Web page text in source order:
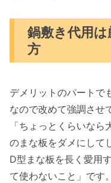
鍋敷き代用
方
デメリットのパートで
なので改めて強調させ
「ちょっとくらいな
のまな板をダメにして
D型まな板を長く愛用
て使わないこと」です。